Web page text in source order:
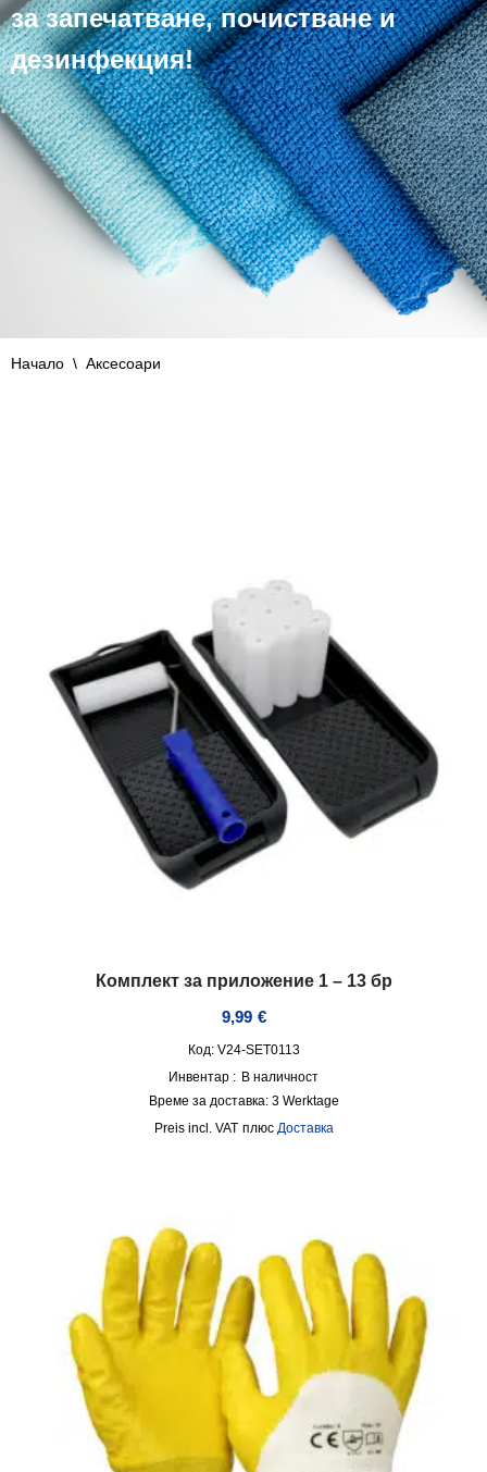
за запечатване, почистване и
дезинфекция!
Начало \ Аксесоари
Комплект за приложение 1 – 13 бр
9,99 €
Код: V24-SET0113
Инвентар : В наличност
Време за доставка: 3 Werktage
incl. VAT плюс Доставка